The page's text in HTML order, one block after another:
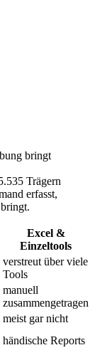
bringt
Trägern
erfasst,
Excel &
Einzeltools
verstreut über viele
Tools
manuell
zusammengetragen
meist gar nicht
händische Reports